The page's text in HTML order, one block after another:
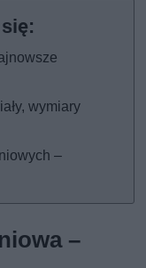
wymiary
–
–